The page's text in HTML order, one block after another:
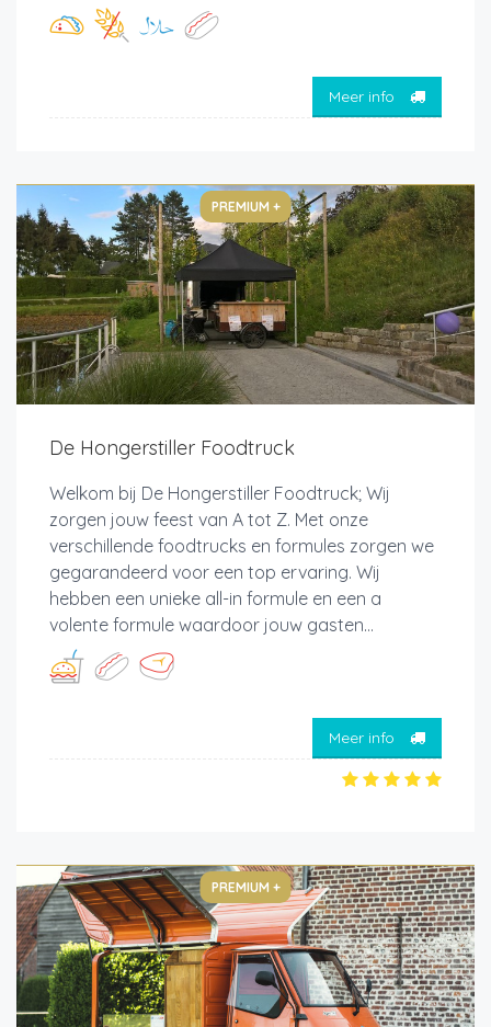
Meer info
PREMIUM +
De Hongerstiller Foodtruck
Welkom bij De Hongerstiller Foodtruck; Wij
zorgen jouw feest van A tot Z. Met onze
verschillende foodtrucks en formules zorgen we
gegarandeerd voor een top ervaring. Wij
hebben een unieke all-in formule en een a
volente formule waardoor jouw gasten...
Meer info
PREMIUM +